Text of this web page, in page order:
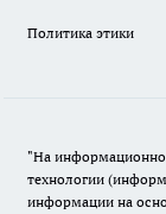
Политика этики
"На
технологии
информации на